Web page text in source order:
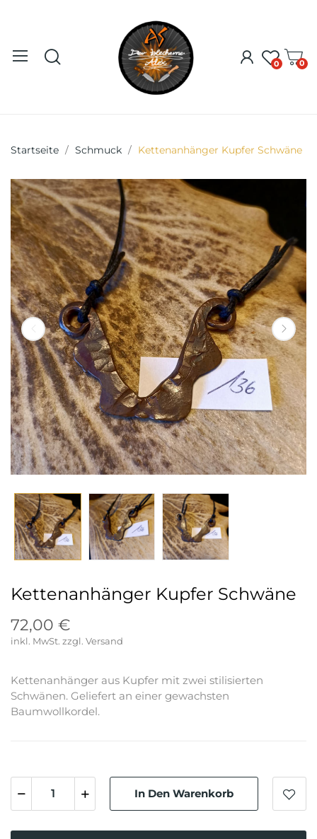
0 0
Startseite Schmuck Kettenanhänger Kupfer Schwäne
Kettenanhänger Kupfer Schwäne
72,00 €
inkl. MwSt.
Kettenanhänger aus Kupfer mit zwei stilisierten
Schwänen. Geliefert an einer gewachsten
Baumwollkordel.
In Den Warenkorb